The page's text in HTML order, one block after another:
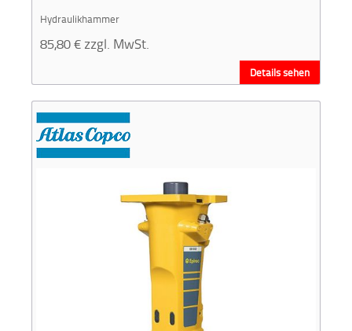
Hydraulikhammer
85,80€ zzgl. MwSt.
Details sehen